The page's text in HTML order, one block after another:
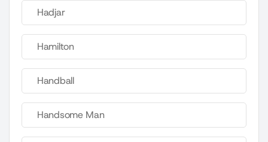
Hadjar
Hamilton
Handball
Handsome Man